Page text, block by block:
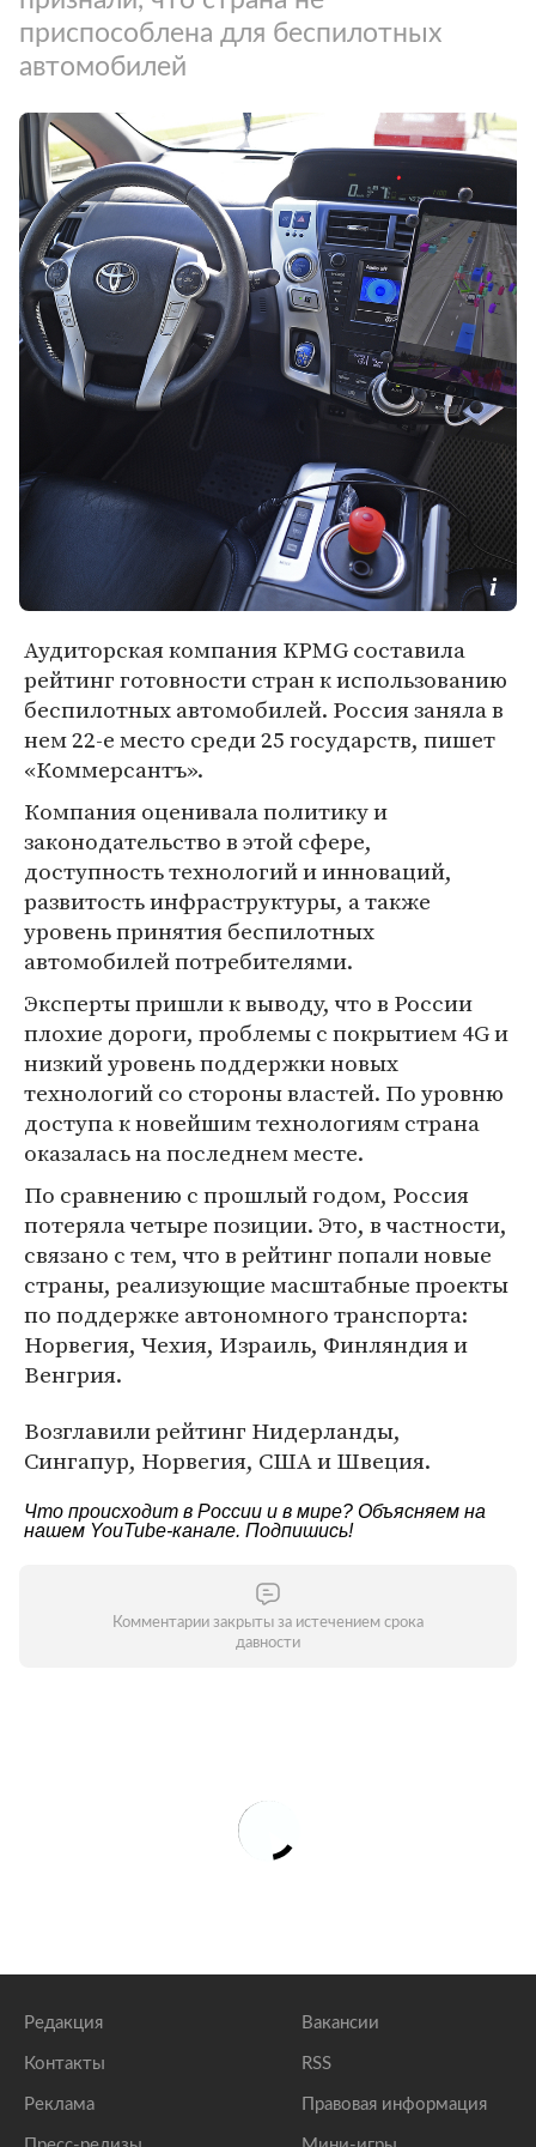
приспособлена для беспилотных
автомобилей
Аудиторская компания KPMG составила
рейтинг готовности стран к использованию
беспилотных автомобилей. Россия заняла в
нем 22-е место среди 25 государств, пишет
«Коммерсантъ».
Компания оценивала политику и
законодательство в этой сфере,
доступность технологий и инноваций,
развитость инфраструктуры, а также
уровень принятия беспилотных
автомобилей потребителями.
Эксперты пришли к выводу, что в России
плохие дороги, проблемы с покрытием 4G и
низкий уровень поддержки новых
технологий со стороны властей. По уровню
доступа к новейшим технологиям страна
оказалась на последнем месте.
По сравнению с прошлый годом, Россия
потеряла четыре позиции. Это, в частности,
связано с тем, что в рейтинг попали новые
страны, реализующие масштабные проекты
по поддержке автономного транспорта:
Норвегия, Чехия, Израиль, Финляндия и
Венгрия.
Возглавили рейтинг Нидерланды,
Сингапур, Норвегия, США и Швеция.
Что происходит в России и в мире? Объясняем на
нашем YouTube-канале. Подпишись!
Комментарии закрыты за истечением срока
давности
Редакция
Контакты
Реклама
Вакансии
RSS
Правовая информация